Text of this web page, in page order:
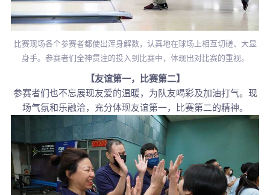
比赛现场各个参赛者都使出浑身解数，认真地在球场上相互切磋、大显
身手。参赛者们全神贯注的投入到比赛中，体现出对比赛的重视。
【友谊第一，比赛第二】
参赛者们也不忘展现友爱的温暖，为队友喝彩及加油打气。现
场气氛和乐融洽，充分体现友谊第一，比赛第二的精神。